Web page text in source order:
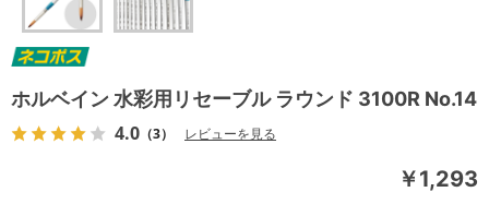
ホルベイン 水彩用リセーブル ラウンド 3100R No.14
4.0 （3） レビューを見る
￥1,293